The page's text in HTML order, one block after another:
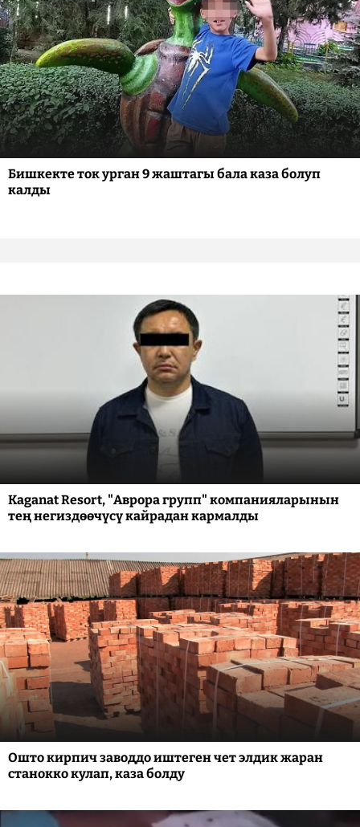
Бишкекте ток урган 9 жаштагы бала каза болуп
калды
Kaganat Resort, "Аврора групп" компанияларынын
тең негиздөөчүсү кайрадан кармалды
Ошто кирпич заводдо иштеген чет элдик жаран
станокко кулап, каза болду